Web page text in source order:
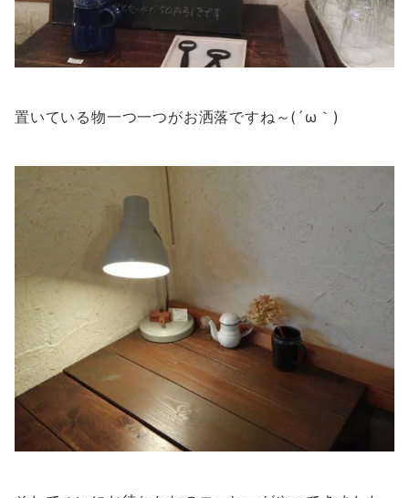
置いている物一つ一つがお洒落ですね～(´ω｀)